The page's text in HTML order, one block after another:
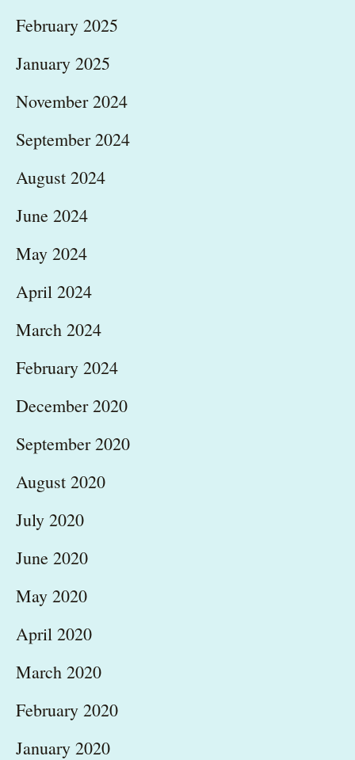
February 2025
January 2025
November 2024
September 2024
August 2024
June 2024
May 2024
April 2024
March 2024
February 2024
December 2020
September 2020
August 2020
July 2020
June 2020
May 2020
April 2020
March 2020
February 2020
January 2020